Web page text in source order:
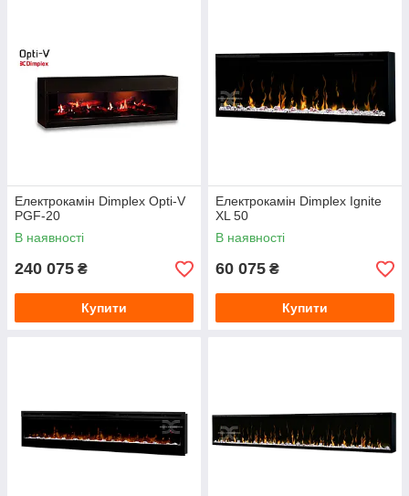
Електрокамін Dimplex Opti-V
PGF-20
В наявності
240 075 ₴
Купити
Електрокамін Dimplex Ignite
XL 50
В наявності
60 075 ₴
Купити